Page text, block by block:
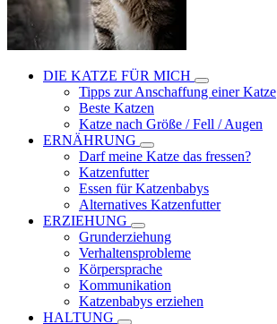
DIE KATZE FÜR MICH
Tipps zur Anschaffung einer Katze
Beste Katzen
Katze nach Größe / Fell / Augen
ERNÄHRUNG
Darf meine Katze das fressen?
Katzenfutter
Essen für Katzenbabys
Alternatives Katzenfutter
ERZIEHUNG
Grunderziehung
Verhaltensprobleme
Körpersprache
Kommunikation
Katzenbabys erziehen
HALTUNG